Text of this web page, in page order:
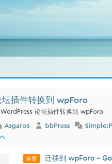
坛插件转换到 wpForo
论坛插件转换到 wpForo
Asgaros bbPress
重要 迁移到 wpForo -